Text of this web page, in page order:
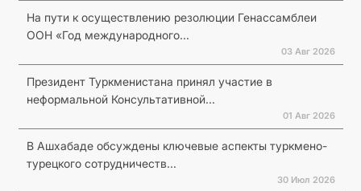
На пути к осуществлению резолюции Генассамблеи
ООН «Год международного...
03 Авг 2026
Президент Туркменистана принял участие в
неформальной Консультативной...
01 Авг 2026
В Ашхабаде обсуждены ключевые аспекты туркмено-
турецкого сотрудничеств...
30 Июл 2026